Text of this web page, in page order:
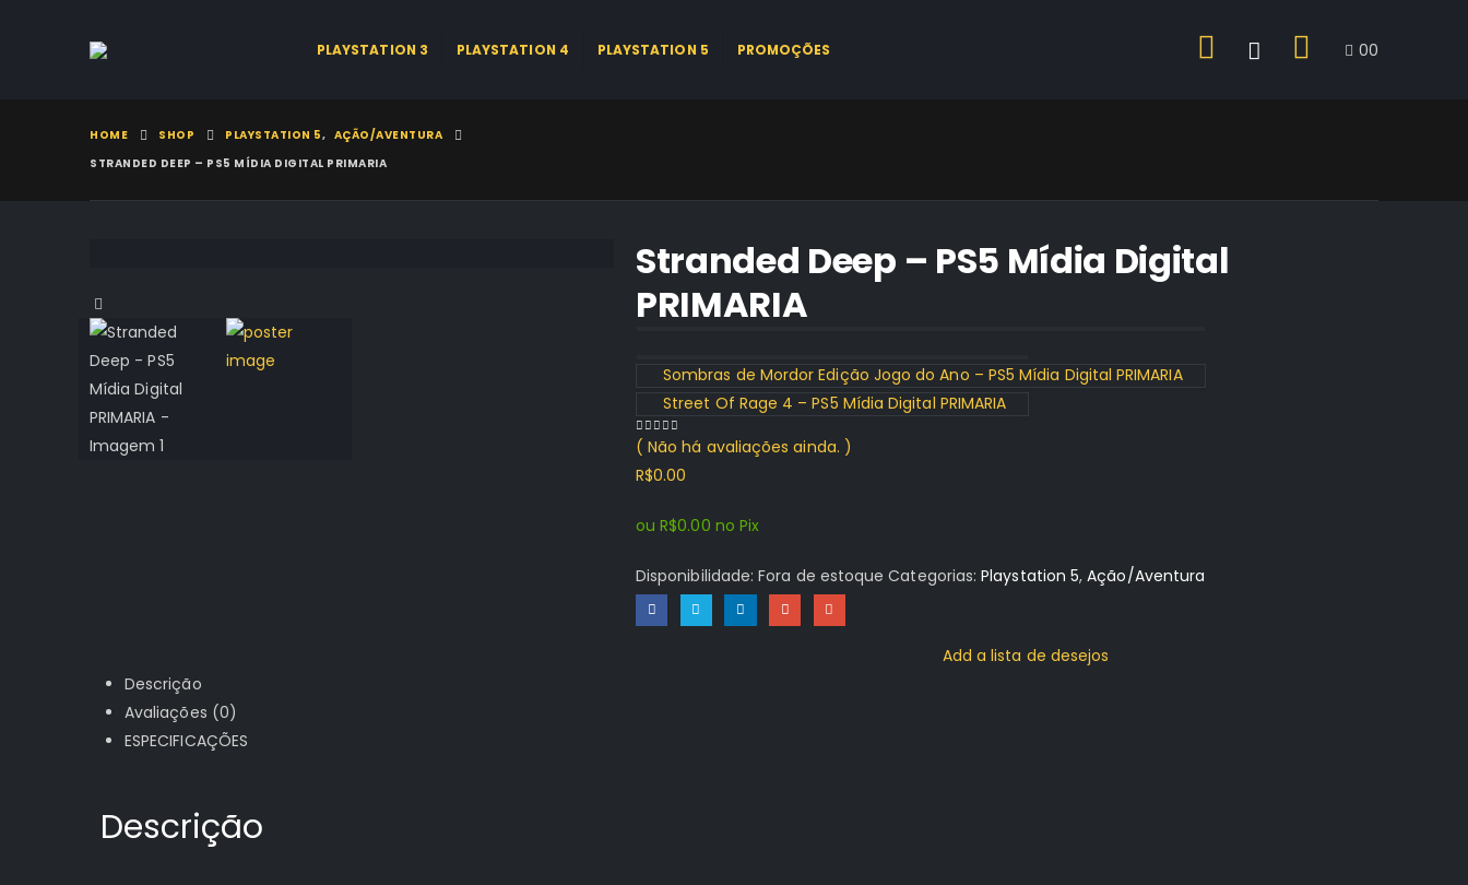
PLAYSTATION 3 PLAYSTATION 4 PLAYSTATION 5 PROMOÇÕES 00
HOME SHOP PLAYSTATION 5, AÇÃO/AVENTURA
STRANDED DEEP – PS5 MÍDIA DIGITAL PRIMARIA
Stranded Deep – PS5 Mídia Digital
PRIMARIA
Sombras de Mordor Edição Jogo do Ano – PS5 Mídia Digital PRIMARIA
Street Of Rage 4 – PS5 Mídia Digital PRIMARIA
0 out of 5
( Não há avaliações ainda. )
R$0.00
ou R$0.00 no Pix
Disponibilidade:Fora de estoque Categorias:Playstation 5,Ação/Aventura
Add a lista de desejos
Descrição
Avaliações (0)
ESPECIFICAÇÕES
Descrição